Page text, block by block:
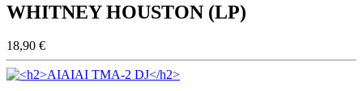
WHITNEY HOUSTON (LP)
18,90 €